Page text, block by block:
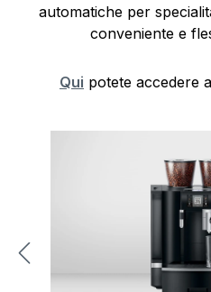
automatiche per
conveniente e
Qui potete accedere